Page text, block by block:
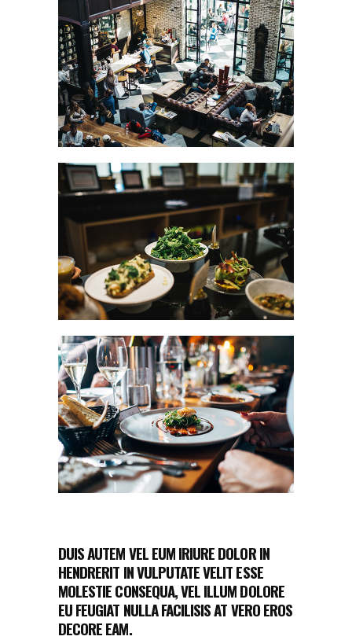
DUIS AUTEM VEL EUM IRIURE DOLOR IN
HENDRERIT IN VULPUTATE VELIT ESSE
MOLESTIE CONSEQUA, VEL ILLUM DOLORE
EU FEUGIAT NULLA FACILISIS AT VERO EROS
DECORE EAM.